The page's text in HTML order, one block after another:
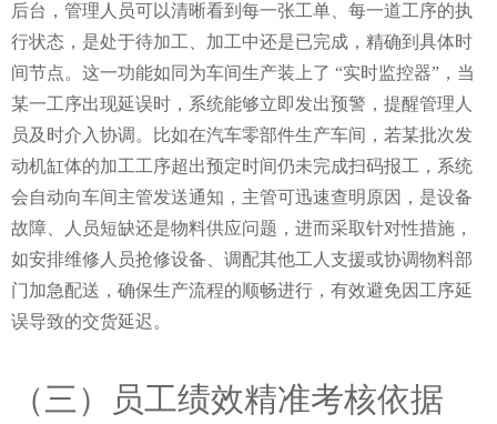
后台，管理人员可以清晰看到每一张工单、每一道工序的执
行状态，是处于待加工、加工中还是已完成，精确到具体时
间节点。这一功能如同为车间生产装上了 “实时监控器”，当
某一工序出现延误时，系统能够立即发出预警，提醒管理人
员及时介入协调。比如在汽车零部件生产车间，若某批次发
动机缸体的加工工序超出预定时间仍未完成扫码报工，系统
会自动向车间主管发送通知，主管可迅速查明原因，是设备
故障、人员短缺还是物料供应问题，进而采取针对性措施，
如安排维修人员抢修设备、调配其他工人支援或协调物料部
门加急配送，确保生产流程的顺畅进行，有效避免因工序延
误导致的交货延迟。
（三）员工绩效精准考核依据